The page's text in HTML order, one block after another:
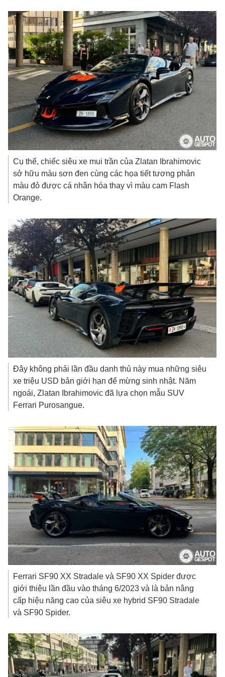
Cụ thể, chiếc siêu xe mui trần của Zlatan Ibrahimovic
sở hữu màu sơn đen cùng các họa tiết tương phản
màu đỏ được cá nhân hóa thay vì màu cam Flash
Orange.
Đây không phải lần đầu danh thủ này mua những siêu
xe triệu USD bản giới hạn để mừng sinh nhật. Năm
ngoái, Zlatan Ibrahimovic đã lựa chọn mẫu SUV
Ferrari Purosangue.
Ferrari SF90 XX Stradale và SF90 XX Spider được
giới thiệu lần đầu vào tháng 6/2023 và là bản nâng
cấp hiệu năng cao của siêu xe hybrid SF90 Stradale
và SF90 Spider.